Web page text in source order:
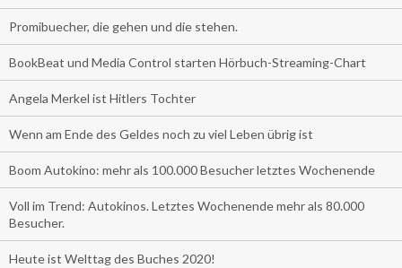
Promibuecher, die gehen und die stehen.
BookBeat und Media Control starten Hörbuch-Streaming-Chart
Angela Merkel ist Hitlers Tochter
Wenn am Ende des Geldes noch zu viel Leben übrig ist
Boom Autokino: mehr als 100.000 Besucher letztes Wochenende
Voll im Trend: Autokinos. Letztes Wochenende mehr als 80.000
Besucher.
Heute ist Welttag des Buches 2020!